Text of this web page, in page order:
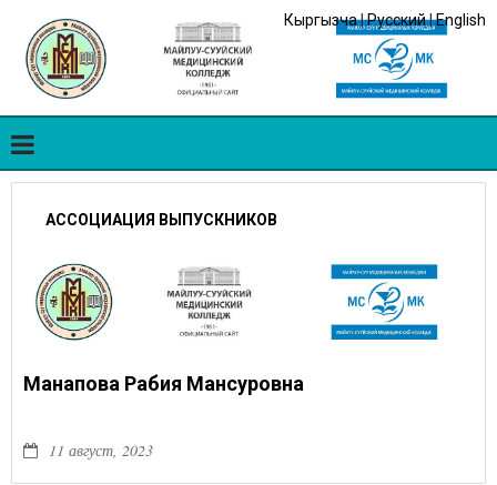
Кыргызча|Русский|English
АССОЦИАЦИЯ ВЫПУСКНИКОВ
Манапова Рабия Мансуровна
11 август, 2023